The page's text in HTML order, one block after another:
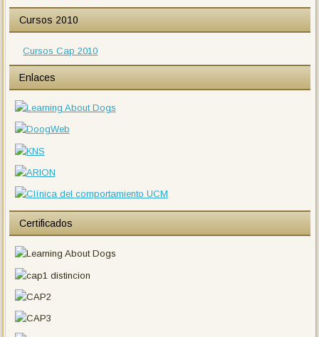
Cursos 2010
Cursos Cap 2010
Enlaces
Certificados